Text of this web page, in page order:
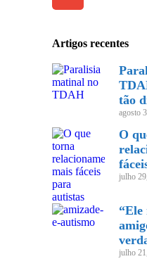
Artigos recentes
tão
agosto
O
julho
“Ele
julho